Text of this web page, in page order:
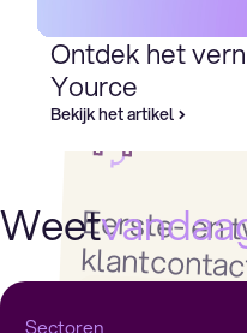
Eerste- en
Ontdek het
Yource
Bekijk het artikel
Weet
Sectoren